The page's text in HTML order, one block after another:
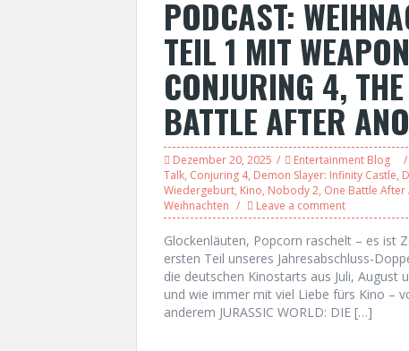
PODCAST:
TEIL 1 MIT
CONJURING 4,
BATTLE AFTER
Dezember 20, 2025 Entertainment Blog
Talk, Conjuring 4, Demon Slayer: Infinity Castle,
Wiedergeburt, Kino, Nobody 2, One Battle
Weihnachten
Leave a comment
Glockenläuten, Popcorn raschelt – es ist
ersten Teil unseres Jahresabschluss-
die deutschen Kinostarts aus Juli, August
und wie immer mit viel Liebe fürs Kino –
anderem JURASSIC WORLD: DIE […]